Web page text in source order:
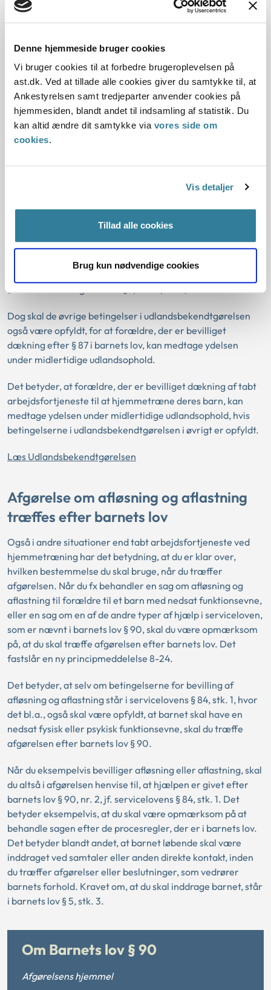
Denne hjemmeside bruger cookies
Vi bruger cookies til at forbedre brugeroplevelsen på
ast.dk. Ved at tillade alle cookies giver du samtykke til, at
Ankestyrelsen samt tredjeparter anvender cookies på
hjemmesiden, blandt andet til indsamling af statistik. Du
kan altid ændre dit samtykke via vores side om
cookies.
Vis detaljer
Tillad alle cookies
Brug kun nødvendige cookies
Det skyldes, at kommunen skal bevillige en
indretningsperiode, hvis kommunen nedsætter hjælp til
(principmeddelelse 231-10).
Træffer kommunen eksempelvis afgørelse om, at en
forælder, der modtager dækning af tabt
arbejdsfortjeneste i 30 timer om ugen til at hjemmetræne,
fremadrettet har ret til hjælpen i 5 timer om ugen, skal
kommunen give en indretningsperiode, fordi der er tale om
Hjælpen kan tages med til udlandet
hjælp med, som er nævnt i udlandsbekendtgørelsens § 1.
Dækning af tabt arbejdsfortjeneste, som er bevilliget efter
barnets lov § 87, er en af de typer af hjælp, som er nævnt,
(udlandsbekendtgørelsens § 1, stk. 2, nr. 4).
Dog skal de øvrige betingelser i udlandsbekendtgørelsen
også være opfyldt, for at forældre, der er bevilliget
dækning efter § 87 i barnets lov, kan medtage ydelsen
under midlertidige udlandsophold.
Det betyder, at forældre, der er bevilliget dækning af tabt
arbejdsfortjeneste til at hjemmetræne deres barn, kan
medtage ydelsen under midlertidige udlandsophold, hvis
betingelserne i udlandsbekendtgørelsen i øvrigt er opfyldt.
Læs Udlandsbekendtgørelsen
Afgørelse om afløsning og aflastning
træffes efter barnets lov
Også i andre situationer end tabt arbejdsfortjeneste ved
hjemmetræning har det betydning, at du er klar over,
hvilken bestemmelse du skal bruge, når du træffer
afgørelsen. Når du fx behandler en sag om afløsning og
aflastning til forældre til et barn med nedsat funktionsevne,
eller en sag om en af de andre typer af hjælp i serviceloven,
som er nævnt i barnets lov § 90, skal du være opmærksom
på, at du skal træffe afgørelsen efter barnets lov. Det
fastslår en ny principmeddelelse 8-24.
Det betyder, at selv om betingelserne for bevilling af
afløsning og aflastning står i servicelovens § 84, stk. 1, hvor
det bl.a., også skal være opfyldt, at barnet skal have en
nedsat fysisk eller psykisk funktionsevne, skal du træffe
afgørelsen efter barnets lov § 90.
Når du eksempelvis bevilliger afløsning eller aflastning, skal
du altså i afgørelsen henvise til, at hjælpen er givet efter
barnets lov § 90, nr. 2, jf. servicelovens § 84, stk. 1. Det
betyder eksempelvis, at du skal være opmærksom på at
behandle sagen efter de procesregler, der er i barnets lov.
Det betyder blandt andet, at barnet løbende skal være
inddraget ved samtaler eller anden direkte kontakt, inden
du træffer afgørelser eller beslutninger, som vedrører
barnets forhold. Kravet om, at du skal inddrage barnet, står
i barnets lov § 5, stk. 3.
Om Barnets lov § 90
Afgørelsens hjemmel